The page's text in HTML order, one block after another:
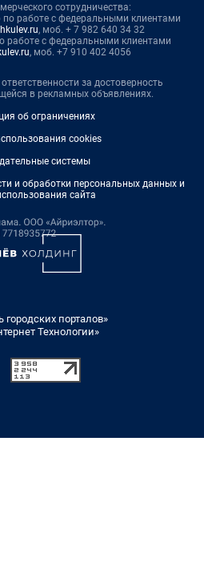
сотрудничества:
работе с федеральными клиентами
, моб. + 7 982 640 34 32
работе с федеральными клиентами
, моб. +7 910 402 4056
за достоверность
в рекламных объявлениях.
об ограничениях
cookies
системы
и обработки персональных данных и
сайта
порталов»
Технологии»